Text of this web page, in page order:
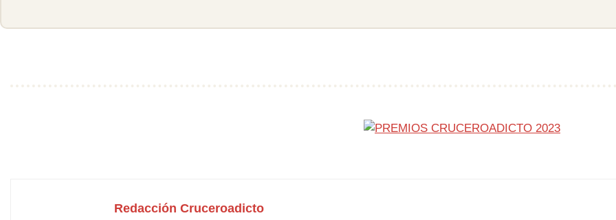
Redacción Cruceroadicto